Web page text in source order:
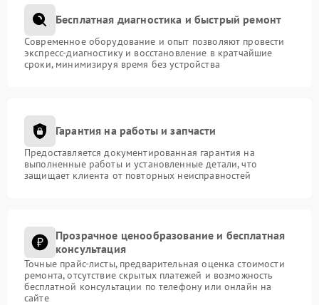
Бесплатная диагностика и быстрый ремонт
Современное оборудование и опыт позволяют провести
экспресс-диагностику и восстановление в кратчайшие
сроки, минимизируя время без устройства
Гарантия на работы и запчасти
Предоставляется документированная гарантия на
выполненные работы и установленные детали, что
защищает клиента от повторных неисправностей
Прозрачное ценообразование и бесплатная
консультация
Точные прайс-листы, предварительная оценка стоимости
ремонта, отсутствие скрытых платежей и возможность
бесплатной консультации по телефону или онлайн на
сайте